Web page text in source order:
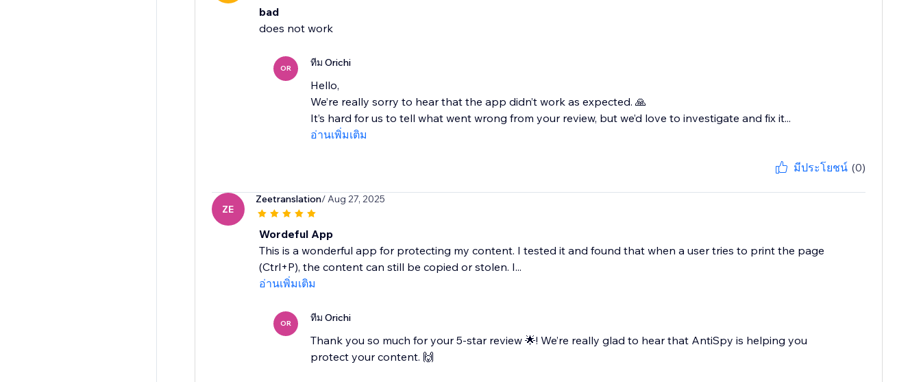
bad
does not work
OR ทีม Orichi
Hello,
We’re really sorry to hear that the app didn’t work as expected. 🙏
It’s hard for us to tell what went wrong from your review, but we’d love to investigate and fix it...
อ่านเพิ่มเติม
มีประโยชน์ (0)
ZE
Zeetranslation/ Aug 27, 2025
Wordeful App
This is a wonderful app for protecting my content. I tested it and found that when a user tries to print the page
(Ctrl+P), the content can still be copied or stolen. I...
อ่านเพิ่มเติม
OR ทีม Orichi
Thank you so much for your 5-star review 🌟! We’re really glad to hear that AntiSpy is helping you
protect your content. 🙌